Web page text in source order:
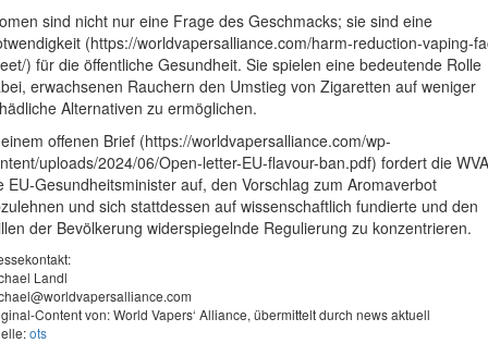
sind nicht nur eine Frage des Geschmacks; sie sind eine
(https://worldvapersalliance.com/harm-reduction-vaping-
) für die öffentliche Gesundheit. Sie spielen eine bedeutende Rolle
erwachsenen Rauchern den Umstieg von Zigaretten auf weniger
Alternativen zu ermöglichen.
offenen Brief (https://worldvapersalliance.com/wp-
uploads/2024/06/Open-letter-EU-flavour-ban.pdf) fordert die WVA
EU-Gesundheitsminister auf, den Vorschlag zum Aromaverbot
und sich stattdessen auf wissenschaftlich fundierte und den
der Bevölkerung widerspiegelnde Regulierung zu konzentrieren.
Landl
Content von: World Vapers‘ Alliance, übermittelt durch news aktuell
ots